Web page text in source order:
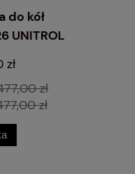
do kół
UNITROL
zł
zł
zł